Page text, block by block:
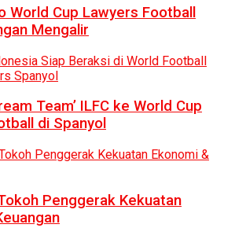
World Cup Lawyers Football
Mengalir
Team’ ILFC ke World Cup
di Spanyol
Penggerak Kekuatan